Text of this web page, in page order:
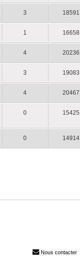
3 18591
1 16658
4 20236
3 19083
4 20467
0 15425
0 14914
Nous contacter